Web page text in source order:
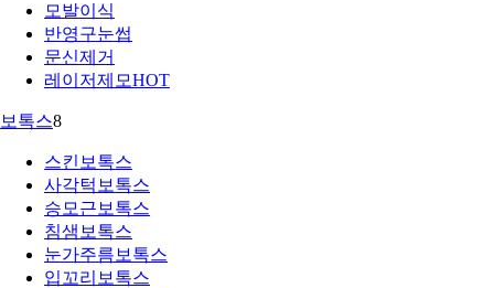
모발이식
반영구눈썹
문신제거
레이저제모HOT
보톡스8
스킨보톡스
사각턱보톡스
승모근보톡스
침샘보톡스
눈가주름보톡스
입꼬리보톡스